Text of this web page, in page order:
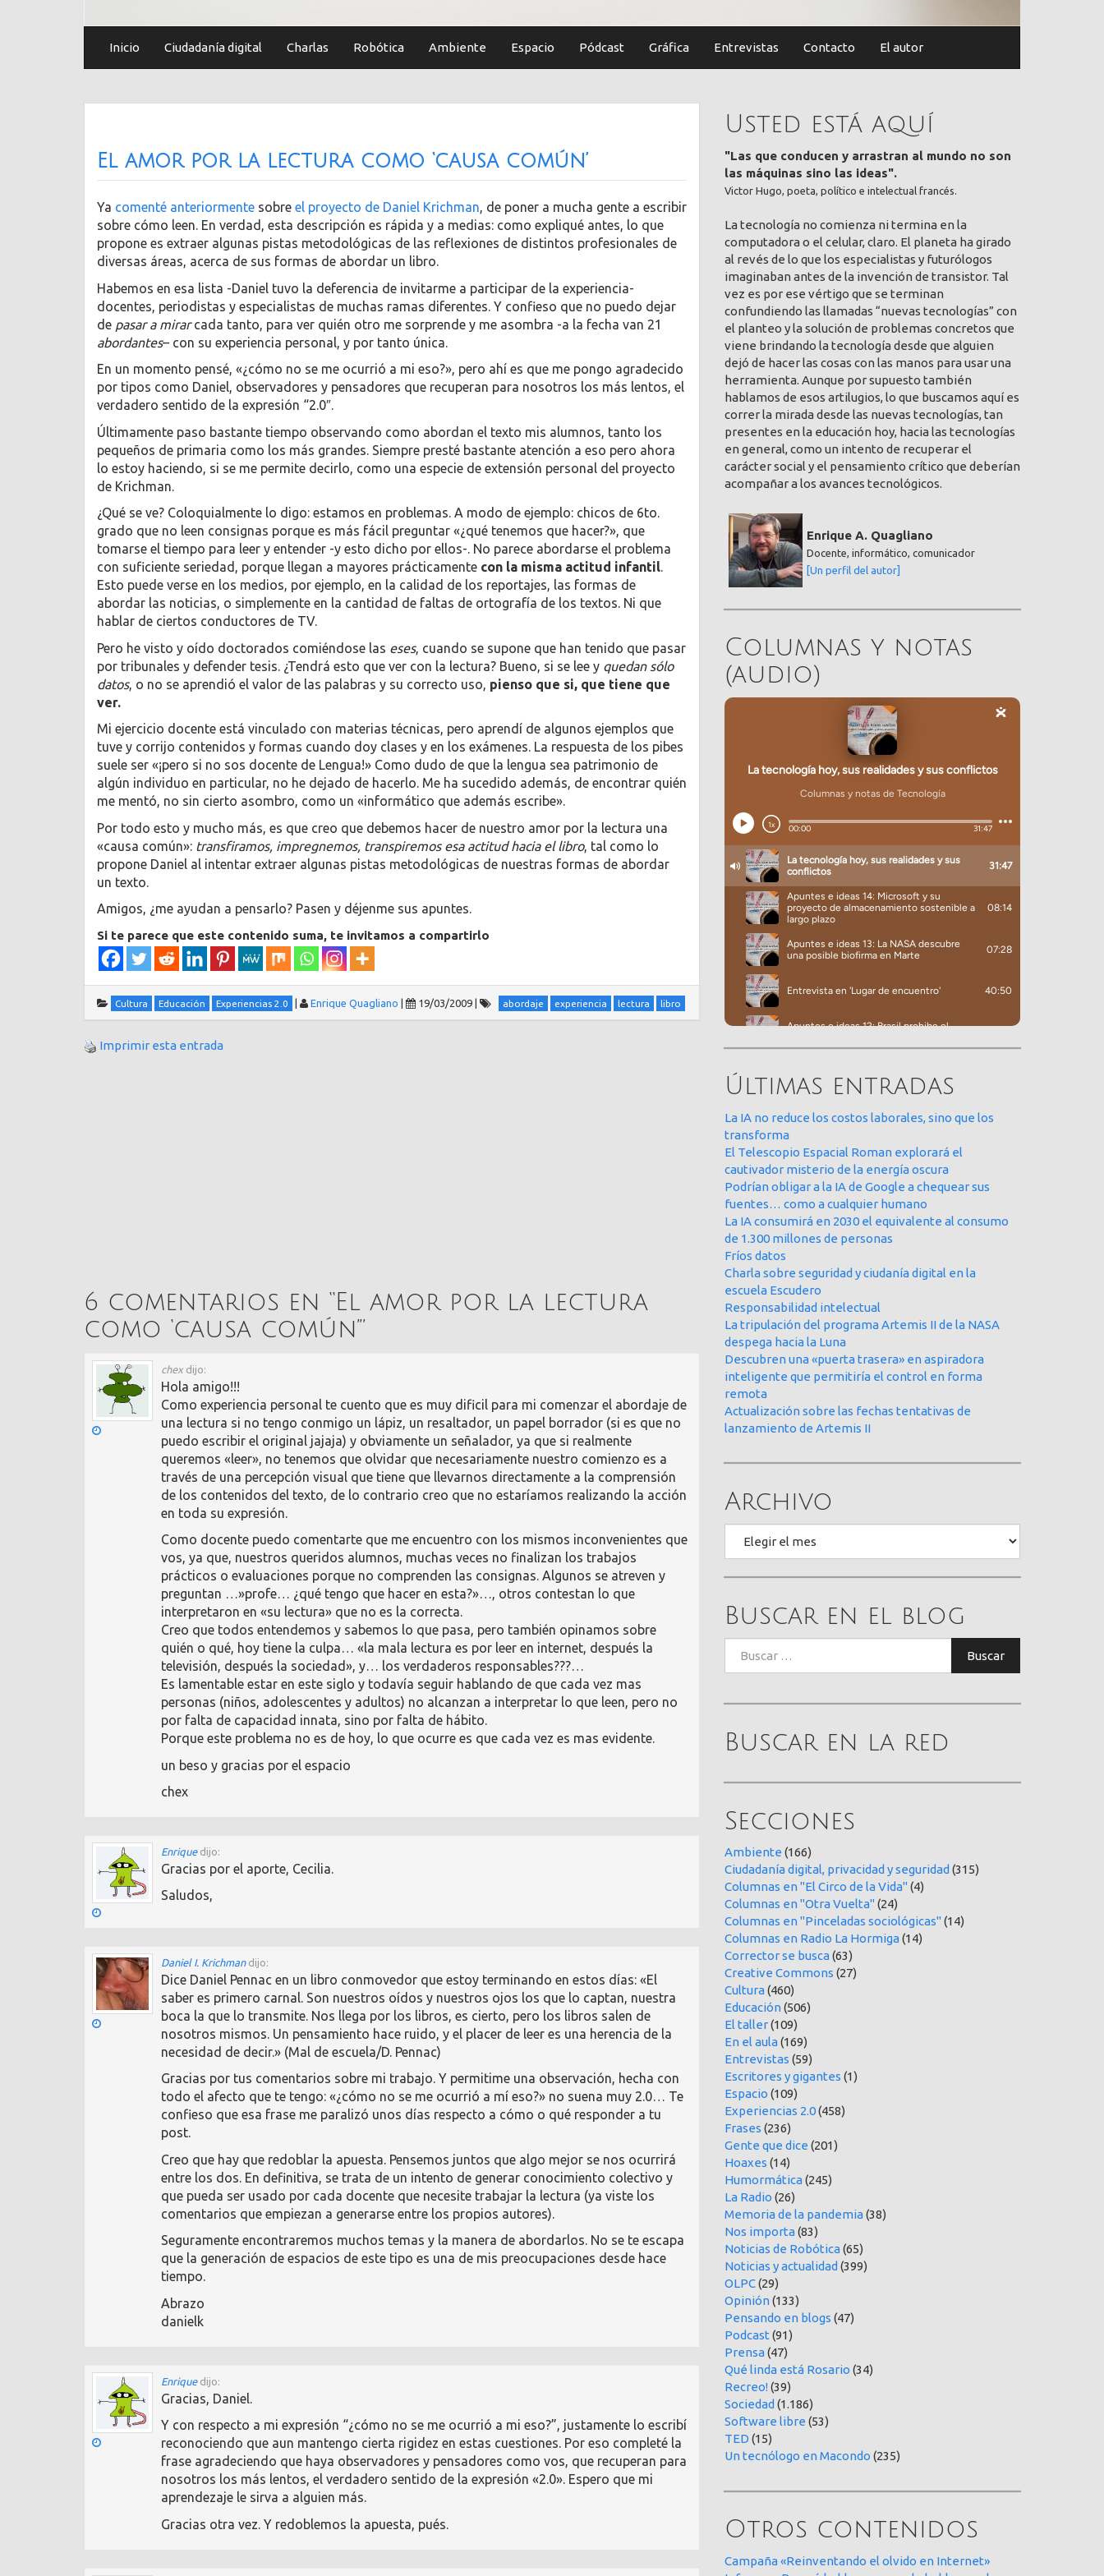
Inicio Ciudadanía digital Charlas Robótica Ambiente Espacio Pódcast Gráfica Entrevistas Contacto El autor
El amor por la lectura como ‘causa común’
Ya comenté anteriormente sobre el proyecto de Daniel Krichman, de poner a mucha gente a escribir
sobre cómo leen. En verdad, esta descripción es rápida y a medias: como expliqué antes, lo que
propone es extraer algunas pistas metodológicas de las reflexiones de distintos profesionales de
diversas áreas, acerca de sus formas de abordar un libro.
Habemos en esa lista -Daniel tuvo la deferencia de invitarme a participar de la experiencia-
docentes, periodistas y especialistas de muchas ramas diferentes. Y confieso que no puedo dejar
de pasar a mirarcada tanto, para ver quién otro me sorprende y me asombra -a la fecha van 21
abordantes– con su experiencia personal, y por tanto única.
En un momento pensé, «¿cómo no se me ocurrió a mi eso?», pero ahí es que me pongo agradecido
por tipos como Daniel, observadores y pensadores que recuperan para nosotros los más lentos, el
verdadero sentido de la expresión “2.0″.
Últimamente paso bastante tiempo observando como abordan el texto mis alumnos, tanto los
pequeños de primaria como los más grandes. Siempre presté bastante atención a eso pero ahora
lo estoy haciendo, si se me permite decirlo, como una especie de extensión personal del proyecto
de Krichman.
¿Qué se ve? Coloquialmente lo digo: estamos en problemas. A modo de ejemplo: chicos de 6to.
grado que no leen consignas porque es más fácil preguntar «¿qué tenemos que hacer?», que
tomarse el tiempo para leer y entender -y esto dicho por ellos-. No parece abordarse el problema
con suficiente seriedad, porque llegan a mayores prácticamente con la misma actitud infantil.
Esto puede verse en los medios, por ejemplo, en la calidad de los reportajes, las formas de
abordar las noticias, o simplemente en la cantidad de faltas de ortografía de los textos. Ni que
hablar de ciertos conductores de TV.
Pero he visto y oído doctorados comiéndose las eses, cuando se supone que han tenido que pasar
por tribunales y defender tesis. ¿Tendrá esto que ver con la lectura? Bueno, si se lee y quedan sólo
datos, o no se aprendió el valor de las palabras y su correcto uso, pienso que si, que tiene que
ver.
Mi ejercicio docente está vinculado con materias técnicas, pero aprendí de algunos ejemplos que
tuve y corrijo contenidos y formas cuando doy clases y en los exámenes. La respuesta de los pibes
suele ser «¡pero si no sos docente de Lengua!» Como dudo de que la lengua sea patrimonio de
algún individuo en particular, no he dejado de hacerlo. Me ha sucedido además, de encontrar quién
me mentó, no sin cierto asombro, como un «informático que además escribe».
Por todo esto y mucho más, es que creo que debemos hacer de nuestro amor por la lectura una
«causa común»: transfiramos, impregnemos, transpiremos esa actitud hacia el libro, tal como lo
propone Daniel al intentar extraer algunas pistas metodológicas de nuestras formas de abordar
un texto.
Amigos, ¿me ayudan a pensarlo? Pasen y déjenme sus apuntes.
Si te parece que este contenido suma, te invitamos a compartirlo
Cultura Educación Experiencias 2.0 | Enrique Quagliano | 19/03/2009 | abordaje experiencia lectura libro
Imprimir esta entrada
6 comentarios en “El amor por la lectura
como ‘causa común’”
chex dijo:
Hola amigo!!!
Como experiencia personal te cuento que es muy dificil para mi comenzar el abordaje de
una lectura si no tengo conmigo un lápiz, un resaltador, un papel borrador (si es que no
puedo escribir el original jajaja) y obviamente un señalador, ya que si realmente
queremos «leer», no tenemos que olvidar que necesariamente nuestro comienzo es a
través de una percepción visual que tiene que llevarnos directamente a la comprensión
de los contenidos del texto, de lo contrario creo que no estaríamos realizando la acción
en toda su expresión.
Como docente puedo comentarte que me encuentro con los mismos inconvenientes que
vos, ya que, nuestros queridos alumnos, muchas veces no finalizan los trabajos
prácticos o evaluaciones porque no comprenden las consignas. Algunos se atreven y
preguntan …»profe… ¿qué tengo que hacer en esta?»…, otros contestan lo que
interpretaron en «su lectura» que no es la correcta.
Creo que todos entendemos y sabemos lo que pasa, pero también opinamos sobre
quién o qué, hoy tiene la culpa… «la mala lectura es por leer en internet, después la
televisión, después la sociedad», y… los verdaderos responsables???…
Es lamentable estar en este siglo y todavía seguir hablando de que cada vez mas
personas (niños, adolescentes y adultos) no alcanzan a interpretar lo que leen, pero no
por falta de capacidad innata, sino por falta de hábito.
Porque este problema no es de hoy, lo que ocurre es que cada vez es mas evidente.
un beso y gracias por el espacio
chex
Enrique dijo:
Gracias por el aporte, Cecilia.
Saludos,
Daniel I. Krichman dijo:
Dice Daniel Pennac en un libro conmovedor que estoy terminando en estos días: «El
saber es primero carnal. Son nuestros oídos y nuestros ojos los que lo captan, nuestra
boca la que lo transmite. Nos llega por los libros, es cierto, pero los libros salen de
nosotros mismos. Un pensamiento hace ruido, y el placer de leer es una herencia de la
necesidad de decir.» (Mal de escuela/D. Pennac)
Gracias por tus comentarios sobre mi trabajo. Y permitime una observación, hecha con
todo el afecto que te tengo: «¿cómo no se me ocurrió a mí eso?» no suena muy 2.0… Te
confieso que esa frase me paralizó unos días respecto a cómo o qué responder a tu
post.
Creo que hay que redoblar la apuesta. Pensemos juntos que algo mejor se nos ocurrirá
entre los dos. En definitiva, se trata de un intento de generar conocimiento colectivo y
que pueda ser usado por cada docente que necesite trabajar la lectura (ya viste los
comentarios que empiezan a generarse entre los propios autores).
Seguramente encontraremos muchos temas y la manera de abordarlos. No se te escapa
que la generación de espacios de este tipo es una de mis preocupaciones desde hace
tiempo.
Abrazo
danielk
Enrique dijo:
Gracias, Daniel.
Y con respecto a mi expresión “¿cómo no se me ocurrió a mi eso?”, justamente lo escribí
reconociendo que aun mantengo cierta rigidez en estas cuestiones. Por eso completé la
frase agradeciendo que haya observadores y pensadores como vos, que recuperan para
nosotros los más lentos, el verdadero sentido de la expresión «2.0». Espero que mi
aprendezaje le sirva a alguien más.
Gracias otra vez. Y redoblemos la apuesta, pués.
Usted está aquí
"Las que conducen y arrastran al mundo no son
las máquinas sino las ideas".
Victor Hugo, poeta, político e intelectual francés.
La tecnología no comienza ni termina en la
computadora o el celular, claro. El planeta ha girado
al revés de lo que los especialistas y futurólogos
imaginaban antes de la invención de transistor. Tal
vez es por ese vértigo que se terminan
confundiendo las llamadas “nuevas tecnologías” con
el planteo y la solución de problemas concretos que
viene brindando la tecnología desde que alguien
dejó de hacer las cosas con las manos para usar una
herramienta. Aunque por supuesto también
hablamos de esos artilugios, lo que buscamos aquí es
correr la mirada desde las nuevas tecnologías, tan
presentes en la educación hoy, hacia las tecnologías
en general, como un intento de recuperar el
carácter social y el pensamiento crítico que deberían
acompañar a los avances tecnológicos.
Enrique A. Quagliano
Docente, informático, comunicador
[Un perfil del autor]
Columnas y notas
(audio)
Últimas entradas
La IA no reduce los costos laborales, sino que los
transforma
El Telescopio Espacial Roman explorará el
cautivador misterio de la energía oscura
Podrían obligar a la IA de Google a chequear sus
fuentes… como a cualquier humano
La IA consumirá en 2030 el equivalente al consumo
de 1.300 millones de personas
Fríos datos
Charla sobre seguridad y ciudanía digital en la
escuela Escudero
Responsabilidad intelectual
La tripulación del programa Artemis II de la NASA
despega hacia la Luna
Descubren una «puerta trasera» en aspiradora
inteligente que permitiría el control en forma
remota
Actualización sobre las fechas tentativas de
lanzamiento de Artemis II
Archivo
Buscar en el blog
Buscar
Buscar en la red
Secciones
Ambiente (166)
Ciudadanía digital, privacidad y seguridad (315)
Columnas en "El Circo de la Vida"(4)
Columnas en "Otra Vuelta"(24)
Columnas en "Pinceladas sociológicas"(14)
Columnas en Radio La Hormiga(14)
Corrector se busca(63)
Creative Commons (27)
Cultura(460)
Educación(506)
El taller(109)
En el aula(169)
Entrevistas (59)
Escritores y gigantes (1)
Espacio (109)
Experiencias 2.0(458)
Frases (236)
Gente que dice (201)
Hoaxes (14)
Humormática(245)
La Radio (26)
Memoria de la pandemia(38)
Nos importa(83)
Noticias de Robótica(65)
Noticias y actualidad (399)
OLPC(29)
Opinión(133)
Pensando en blogs (47)
Podcast (91)
Prensa(47)
Qué linda está Rosario (34)
Recreo!(39)
Sociedad (1.186)
Software libre (53)
TED (15)
Un tecnólogo en Macondo (235)
Otros contenidos
Campaña «Reinventando el olvido en Internet»